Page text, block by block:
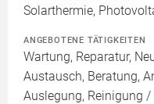
Solarthermie,
ANGEBOTENE TÄTIGKEITEN
Wartung, Reparatur,
Austausch, Beratung,
Auslegung, Reinigung